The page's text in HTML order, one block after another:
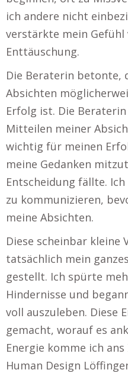
ich andere nicht
verstärkte mein Gefühl
Enttäuschung.
Die Beraterin betonte,
Absichten
Erfolg ist. Die
Mitteilen meiner
wichtig für meinen
meine Gedanken
Entscheidung fällte.
zu kommunizieren,
meine Absichten.
Diese scheinbar kleine
tatsächlich mein
gestellt. Ich spürte
Hindernisse und
voll auszuleben. Diese
gemacht, worauf es
Energie komme ich
Human Design